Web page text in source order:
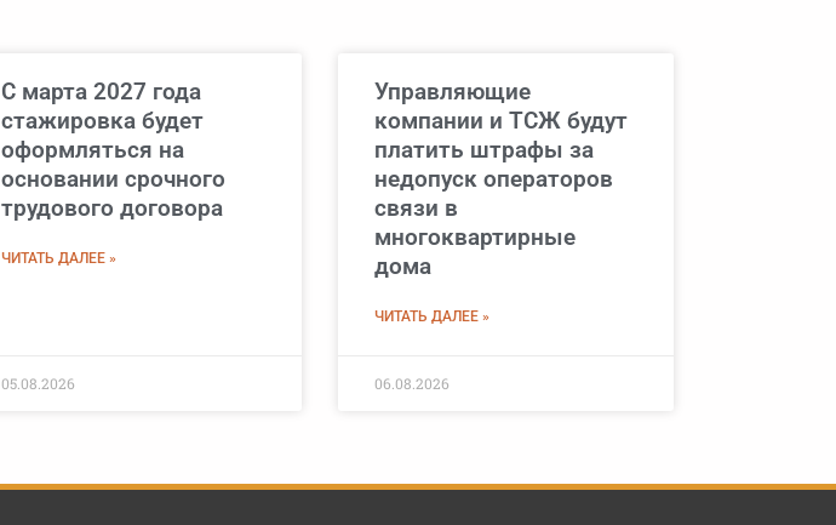
С марта 2027 года
стажировка будет
оформляться на
основании срочного
трудового договора
ЧИТАТЬ ДАЛЕЕ »
05.08.2026
Управляющие
компании и ТСЖ будут
платить штрафы за
недопуск операторов
связи в
многоквартирные
дома
ЧИТАТЬ ДАЛЕЕ »
06.08.2026